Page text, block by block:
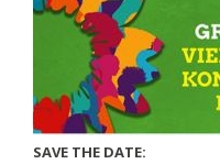
SAVE THE DATE: